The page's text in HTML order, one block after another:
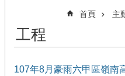
首頁 主
工程
107年8月豪雨六甲區嶺南